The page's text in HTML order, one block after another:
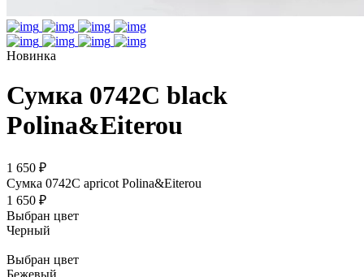
Новинка
Сумка 0742C black
Polina&Eiterou
1 650 ₽
Сумка 0742C apricot Polina&Eiterou
1 650 ₽
Выбран цвет
Черный
Выбран цвет
Бежевый